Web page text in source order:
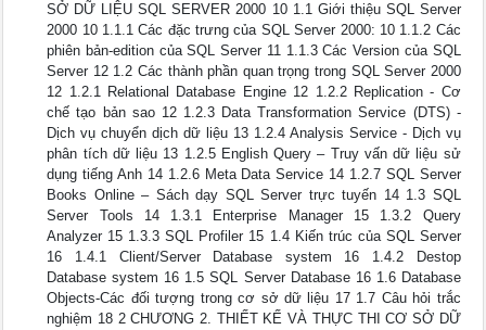
SỞ DỮ LIỆU SQL SERVER 2000 10 1.1 Giới thiệu SQL Server
2000 10 1.1.1 Các đặc trưng của SQL Server 2000: 10 1.1.2 Các
phiên bản-edition của SQL Server 11 1.1.3 Các Version của SQL
Server 12 1.2 Các thành phần quan trọng trong SQL Server 2000
12 1.2.1 Relational Database Engine 12 1.2.2 Replication - Cơ
chế tạo bản sao 12 1.2.3 Data Transformation Service (DTS) -
Dịch vụ chuyển dịch dữ liệu 13 1.2.4 Analysis Service - Dịch vụ
phân tích dữ liệu 13 1.2.5 English Query – Truy vấn dữ liệu sử
dụng tiếng Anh 14 1.2.6 Meta Data Service 14 1.2.7 SQL Server
Books Online – Sách dạy SQL Server trực tuyến 14 1.3 SQL
Server Tools 14 1.3.1 Enterprise Manager 15 1.3.2 Query
Analyzer 15 1.3.3 SQL Profiler 15 1.4 Kiến trúc của SQL Server
16 1.4.1 Client/Server Database system 16 1.4.2 Destop
Database system 16 1.5 SQL Server Database 16 1.6 Database
Objects-Các đối tượng trong cơ sở dữ liệu 17 1.7 Câu hỏi trắc
nghiệm 18 2 CHƯƠNG 2. THIẾT KẾ VÀ THỰC THI CƠ SỞ DỮ